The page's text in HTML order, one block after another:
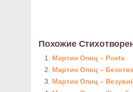
Похожие
Мартин Опиц – Poeta
Мартин Опиц –
Мартин Опиц –